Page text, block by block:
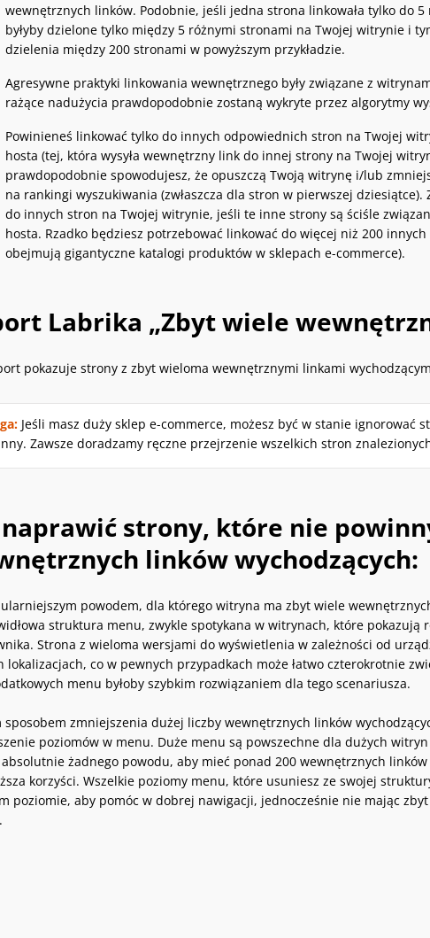
wewnętrznych linków. Podobnie, jeśli jedna strona linkowała tylko do
byłyby dzielone tylko między 5 różnymi stronami na Twojej witrynie i
dzielenia między 200 stronami w powyższym przykładzie.
Agresywne praktyki linkowania wewnętrznego były związane z
rażące nadużycia prawdopodobnie zostaną wykryte przez algorytmy
Powinieneś linkować tylko do innych odpowiednich stron na Twojej
hosta (tej, która wysyła wewnętrzny link do innej strony na Twojej
prawdopodobnie spowodujesz, że opuszczą Twoją witrynę i/lub
na rankingi wyszukiwania (zwłaszcza dla stron w pierwszej
do innych stron na Twojej witrynie, jeśli te inne strony są ściśle
hosta. Rzadko będziesz potrzebować linkować do więcej niż 200
obejmują gigantyczne katalogi produktów w sklepach e-commerce).
Labrika „Zbyt wiele
pokazuje strony z zbyt wieloma wewnętrznymi linkami
Jeśli masz duży sklep e-commerce, możesz być w stanie
Zawsze doradzamy ręczne przejrzenie wszelkich stron
naprawić strony, które nie
linków wychodzących:
powodem, dla którego witryna ma zbyt wiele
struktura menu, zwykle spotykana w witrynach, które
Strona z wieloma wersjami do wyświetlenia w zależności od
lokalizacjach, co w pewnych przypadkach może łatwo czterokrotnie
menu byłoby szybkim rozwiązaniem dla tego scenariusza.
sposobem zmniejszenia dużej liczby wewnętrznych linków
poziomów w menu. Duże menu są powszechne dla dużych
żadnego powodu, aby mieć ponad 200 wewnętrznych
korzyści. Wszelkie poziomy menu, które usuniesz ze swojej
poziomie, aby pomóc w dobrej nawigacji, jednocześnie nie mając